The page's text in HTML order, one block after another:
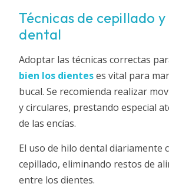
Técnicas de cepillado y
dental
Adoptar las técnicas correctas
bien los dientes es vital para
bucal. Se recomienda realizar
y circulares, prestando especial
de las encías.
El uso de hilo dental diariamente
cepillado, eliminando restos de
entre los dientes.